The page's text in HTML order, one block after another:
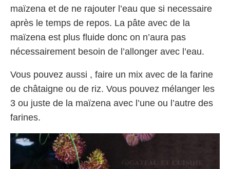
maïzena et de ne rajouter l’eau que si necessaire
après le temps de repos. La pâte avec de la
maïzena est plus fluide donc on n’aura pas
nécessairement besoin de l’allonger avec l’eau.
Vous pouvez aussi , faire un mix avec de la farine
de châtaigne ou de riz. Vous pouvez mélanger les
3 ou juste de la maïzena avec l’une ou l’autre des
farines.